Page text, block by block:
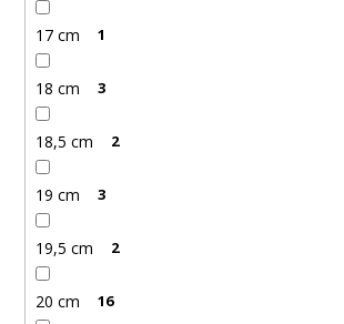
17 cm 1
18 cm 3
18,5 cm 2
19 cm 3
19,5 cm 2
20 cm 16
7,63